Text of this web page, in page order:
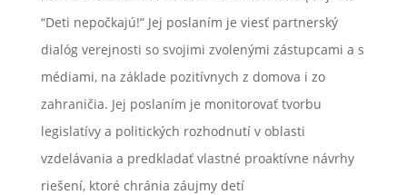
“Deti nepočkajú!” Jej poslaním je viesť partnerský
dialóg verejnosti so svojimi zvolenými zástupcami a s
médiami, na základe pozitívnych z domova i zo
zahraničia. Jej poslaním je monitorovať tvorbu
legislatívy a politických rozhodnutí v oblasti
vzdelávania a predkladať vlastné proaktívne návrhy
riešení, ktoré chránia záujmy detí